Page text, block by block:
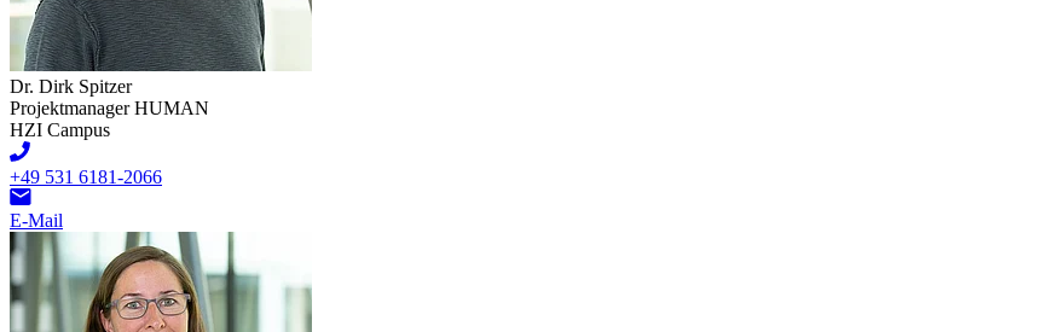
Dr. Dirk Spitzer
Projektmanager HUMAN
HZI Campus
+49 531 6181-2066
E-Mail